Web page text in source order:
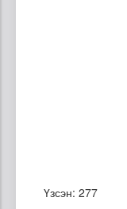
Үзсэн: 277